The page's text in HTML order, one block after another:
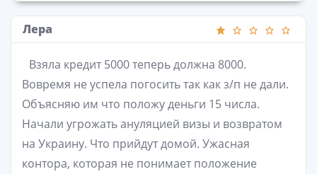
Лера
Взяла кредит 5000 теперь должна 8000.
Вовремя не успела погосить так как з/п не дали.
Объясняю им что положу деньги 15 числа.
Начали угрожать ануляцией визы и возвратом
на Украину. Что прийдут домой. Ужасная
контора, которая не понимает положение